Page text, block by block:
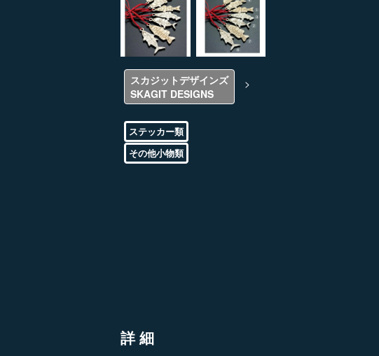
スカジットデザインズ
SKAGIT DESIGNS
>
ステッカー類
その他小物類
詳細